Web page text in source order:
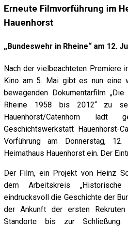
Erneute Filmvorführung im
Hauenhorst
„Bundeswehr in Rheine“ am 12.
Nach der vielbeachteten Premiere
Kino am 5. Mai gibt es nun eine
bewegenden Dokumentarfilm
Rheine 1958 bis 2012“ zu
Hauenhorst/Catenhorn
Geschichtswerkstatt Hauenhorst-
Vorführung am Donnerstag,
Heimathaus Hauenhorst ein. Der
Der Film, ein Projekt von Heinz
dem Arbeitskreis „Historische
eindrucksvoll die Geschichte der
der Ankunft der ersten
Standorte bis zur Schließung.